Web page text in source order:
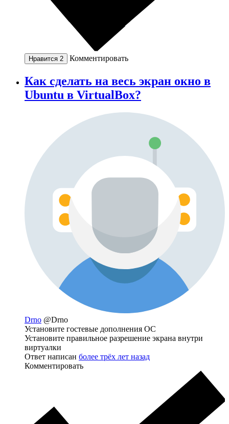
Нравится 2 Комментировать
Как сделать на весь экран окно в
Ubuntu в VirtualBox?
Drno @Drno
Установите гостевые дополнения ОС
Установите правильное разрешение экрана внутри
виртуалки
Ответ написан более трёх лет назад
Комментировать